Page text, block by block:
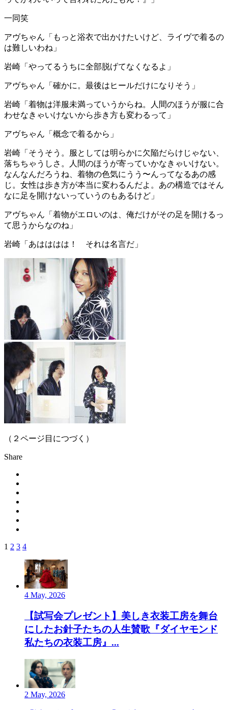
一同笑
アヴちゃん 「もっと浴衣で出かけたいけど、ライヴで着るの
は難しいわね」
岩崎 「やってるうちに全部脱げてなくなるよ」
アヴちゃん 「確かに。最後はヒールだけになりそう」
岩崎 「着物は洋服未満っていうからね。人間のほうが服に合
わせなきゃいけないから歩き方も変わるって」
アヴちゃん 「概念で着るから」
岩崎 「そうそう。服としては明らかに欠陥だらけじゃない、
落ちちゃうしさ。人間のほうが寄っていかなきゃいけない。
なんなんだろうね、着物の色気にうう〜んってなるあの感
じ。女性は歩き方が本当に変わるんだよ。あの構造ではそん
なに足を開けないっていうのもあるけど」
アヴちゃん 「着物がエロいのは、俺だけがその足を開けるっ
て思うからなのね」
岩崎 「あはははは！ それは名言だ」
（２ページ目につづく）
Share
1 2 3 4
4 May, 2026
【試写会プレゼント】美しき衣装工房を舞台
にしたお針子たちの人生賛歌『ダイヤモンド
私たちの衣装工房』...
2 May, 2026